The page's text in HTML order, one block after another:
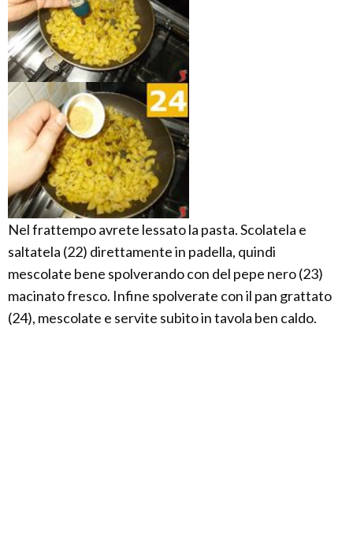
Nel frattempo avrete lessato la pasta. Scolatela e
saltatela (22) direttamente in padella, quindi
mescolate bene spolverando con del pepe nero (23)
macinato fresco. Infine spolverate con il pan grattato
(24), mescolate e servite subito in tavola ben caldo.